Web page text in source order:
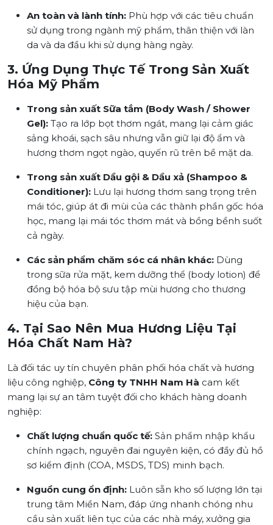
An toàn và lành tính: Phù hợp với các tiêu chuẩn
sử dụng trong ngành mỹ phẩm, thân thiện với làn
da và da đầu khi sử dụng hàng ngày.
3. Ứng Dụng Thực Tế Trong Sản Xuất
Hóa Mỹ Phẩm
Trong sản xuất Sữa tắm (Body Wash / Shower
Gel): Tạo ra lớp bọt thơm ngát, mang lại cảm giác
sảng khoái, sạch sâu nhưng vẫn giữ lại độ ẩm và
hương thơm ngọt ngào, quyến rũ trên bề mặt da.
Trong sản xuất Dầu gội & Dầu xả (Shampoo &
Conditioner): Lưu lại hương thơm sang trọng trên
mái tóc, giúp át đi mùi của các thành phần gốc hóa
học, mang lại mái tóc thơm mát và bồng bềnh suốt
cả ngày.
Các sản phẩm chăm sóc cá nhân khác: Dùng
trong sữa rửa mặt, kem dưỡng thể (body lotion) để
đồng bộ hóa bộ sưu tập mùi hương cho thương
hiệu của bạn.
4. Tại Sao Nên Mua Hương Liệu Tại
Hóa Chất Nam Hà?
Là đối tác uy tín chuyên phân phối hóa chất và hương
liệu công nghiệp, Công ty TNHH Nam Hà cam kết
mang lại sự an tâm tuyệt đối cho khách hàng doanh
nghiệp:
Chất lượng chuẩn quốc tế: Sản phẩm nhập khẩu
chính ngạch, nguyên đai nguyên kiện, có đầy đủ hồ
sơ kiểm định (COA, MSDS, TDS) minh bạch.
Nguồn cung ổn định: Luôn sẵn kho số lượng lớn tại
trung tâm Miền Nam, đáp ứng nhanh chóng nhu
cầu sản xuất liên tục của các nhà máy, xưởng gia